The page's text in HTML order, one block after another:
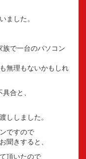
ました。
族で一台のパソコン
無理もないかもしれ
合と、
ししました。
ですので
聞きすると、
頂いたので